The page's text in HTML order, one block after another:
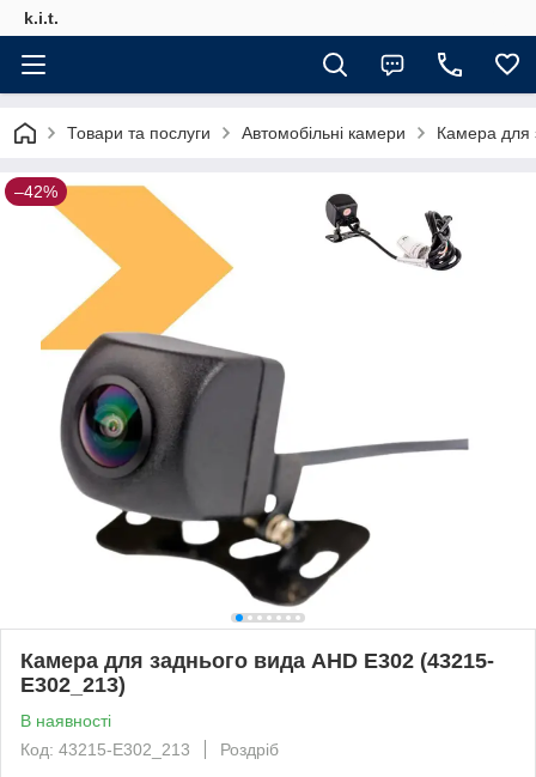
k.i.t.
Товари та послуги Автомобільні камери Камера для
–42%
Камера для заднього вида AHD E302 (43215-
E302_213)
В наявності
Код: 43215-E302_213
Роздріб